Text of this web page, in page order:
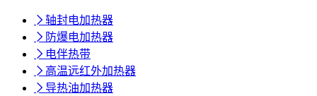
 轴封电加热器
 防爆电加热器
 电伴热带
 高温远红外加热器
 导热油加热器